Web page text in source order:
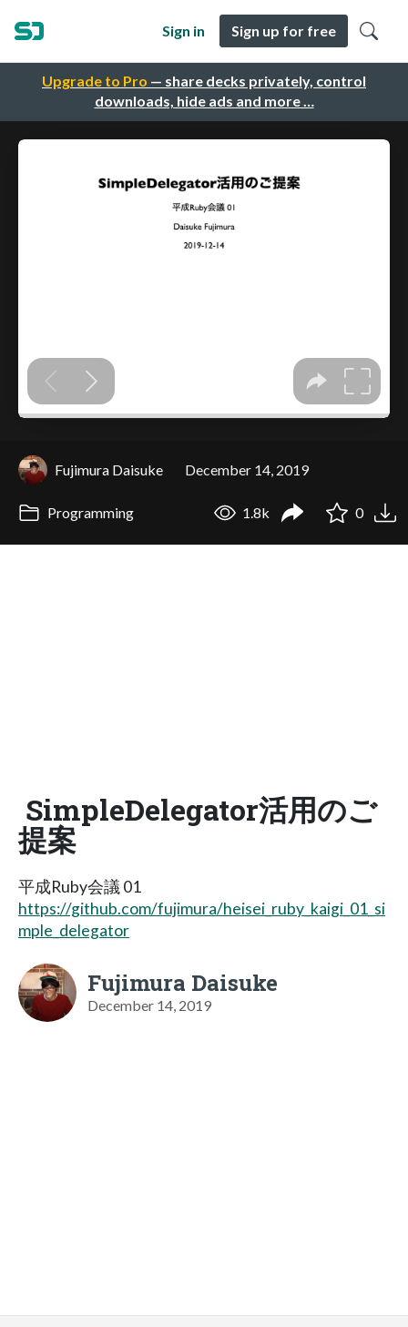
Upgrade to Pro — share decks privately, control
downloads, hide ads and more …
Sign in Sign up for free
Fujimura Daisuke December 14, 2019
Programming 1.8k 0
SimpleDelegator活用のご
提案
平成Ruby会議 01
https://github.com/fujimura/heisei_ruby_kaigi_01_si
mple_delegator
Fujimura Daisuke
December 14, 2019